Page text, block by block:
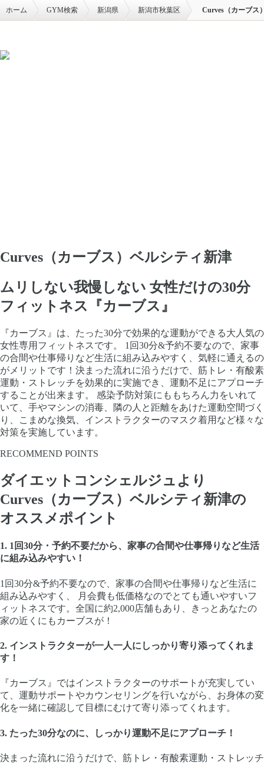
ホーム GYM検索 新潟県 新潟市秋葉区 Curves（カーブス
Curves（カーブス）ベルシティ新津
ムリしない我慢しない 女性だけの30分
フィットネス『カーブス』
『カーブス』は、たった30分で効果的な運動ができる大人気の
女性専用フィットネスです。 1回30分&予約不要なので、家事
の合間や仕事帰りなど生活に組み込みやすく、気軽に通えるの
がメリットです！決まった流れに沿うだけで、筋トレ・有酸素
運動・ストレッチを効果的に実施でき、運動不足にアプローチ
することが出来ます。 感染予防対策にももちろん力をいれて
いて、手やマシンの消毒、隣の人と距離をあけた運動空間づく
り、こまめな換気、インストラクターのマスク着用など様々な
対策を実施しています。
RECOMMEND POINTS
ダイエットコンシェルジュより
Curves（カーブス）ベルシティ新津の
オススメポイント
1. 1回30分・予約不要だから、家事の合間や仕事帰りなど生活
に組み込みやすい！
1回30分&予約不要なので、家事の合間や仕事帰りなど生活に
組み込みやすく、 月会費も低価格なのでとても通いやすいフ
ィットネスです。全国に約2,000店舗もあり、きっとあなたの
家の近くにもカーブスが！
2. インストラクターが一人一人にしっかり寄り添ってくれま
す！
『カーブス』ではインストラクターのサポートが充実してい
て、運動サポートやカウンセリングを行いながら、お身体の変
化を一緒に確認して目標にむけて寄り添ってくれます。
3. たった30分なのに、しっかり運動不足にアプローチ！
決まった流れに沿うだけで、筋トレ・有酸素運動・ストレッチ